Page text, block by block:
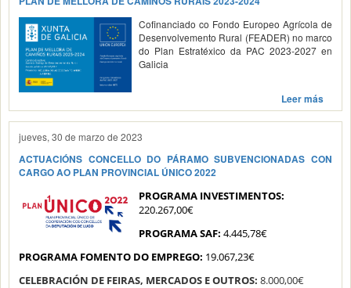
Cofinanciado co Fondo Europeo Agrícola de
Desenvolvemento Rural (FEADER) no marco
do Plan Estratéxico da PAC 2023-2027 en
Galicia
Leer más
jueves, 30 de marzo de 2023
ACTUACIÓNS CONCELLO DO PÁRAMO SUBVENCIONADAS CON
CARGO AO PLAN PROVINCIAL ÚNICO 2022
PROGRAMA INVESTIMENTOS:
220.267,00€
PROGRAMA SAF: 4.445,78€
PROGRAMA FOMENTO DO EMPREGO: 19.067,23€
CELEBRACIÓN DE FEIRAS, MERCADOS E OUTROS: 8.000,00€